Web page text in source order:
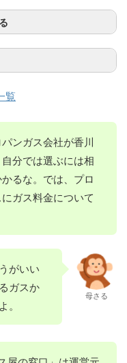
町豊島家浦2268-1
香川県小豆郡土庄
町甲719
香川県小豆郡土庄
町淵崎甲2162-4
香川県小豆郡小豆
島町苗羽甲1440-1
香川県さぬき市津
尾西1058-4
田1394-3
香川県さぬき市津
田町津田1665-1
香川県さぬき市志
香川県さぬき市大
川町富田東32-1
香川県さぬき市津
香川県さぬき市津
田町津田1132
香川県高松市香川
香川県高松市朝日
香川県高松市室新
町1054-3
香川県高松市香西
香川県高松市鬼無
町鬼無657-3
香川県高松市多肥
住所
香川県丸亀市綾歌
町岡田西1344
香川県丸亀市土器
町北2-63-3
香川県丸亀市綾歌
町岡田東400
香川県丸亀市飯山
町下法軍寺689
香川県丸亀市綾歌
町岡田西283
住所
浜町和田浜1510-3
香川県観音寺市池
之尻町462-4
浜町姫浜1312-1
香川県観音寺市大
野原町萩原723-4
覧
ンガス会社が香川
分では選ぶには相
るな。では、プロ
ガス料金について
がいい
ガスか
母さる